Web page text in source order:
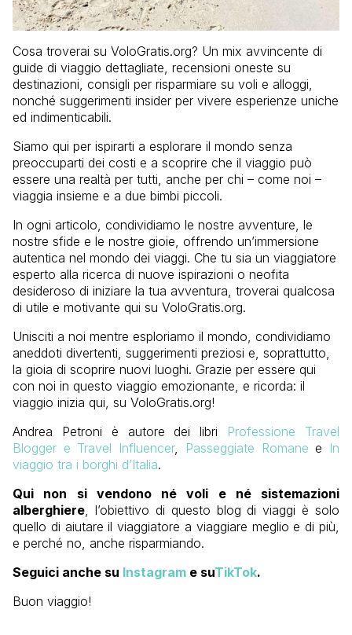
Cosa troverai su VoloGratis.org? Un mix avvincente di
guide di viaggio dettagliate, recensioni oneste su
destinazioni, consigli per risparmiare su voli e alloggi,
nonché suggerimenti insider per vivere esperienze uniche
ed indimenticabili.
Siamo qui per ispirarti a esplorare il mondo senza
preoccuparti dei costi e a scoprire che il viaggio può
essere una realtà per tutti, anche per chi – come noi –
viaggia insieme e a due bimbi piccoli.
In ogni articolo, condividiamo le nostre avventure, le
nostre sfide e le nostre gioie, offrendo un’immersione
autentica nel mondo dei viaggi. Che tu sia un viaggiatore
esperto alla ricerca di nuove ispirazioni o neofita
desideroso di iniziare la tua avventura, troverai qualcosa
di utile e motivante qui su VoloGratis.org.
Unisciti a noi mentre esploriamo il mondo, condividiamo
aneddoti divertenti, suggerimenti preziosi e, soprattutto,
la gioia di scoprire nuovi luoghi. Grazie per essere qui
con noi in questo viaggio emozionante, e ricorda: il
viaggio inizia qui, su VoloGratis.org!
Andrea Petroni è autore dei libri Professione Travel
Blogger e Travel Influencer, Passeggiate Romane e In
viaggio tra i borghi d’Italia.
Qui non si vendono né voli e né sistemazioni
alberghiere, l’obiettivo di questo blog di viaggi è solo
quello di aiutare il viaggiatore a viaggiare meglio e di più,
e perché no, anche risparmiando.
Seguici anche su Instagram e suTikTok.
Buon viaggio!